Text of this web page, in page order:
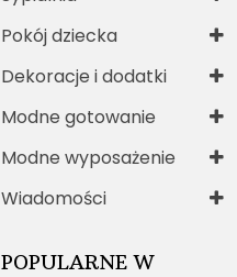
Pokój dziecka
Dekoracje i dodatki
Modne gotowanie
Modne wyposażenie
Wiadomości
POPULARNE W